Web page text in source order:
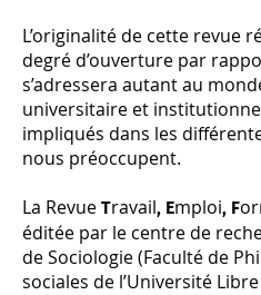
L’originalité de cette revue
degré d’ouverture par
s’adressera autant au
universitaire et
impliqués dans les
nous préoccupent.
La Revue Travail, Emploi, F
éditée par le centre de
de Sociologie (Faculté de
sociales de l’Université